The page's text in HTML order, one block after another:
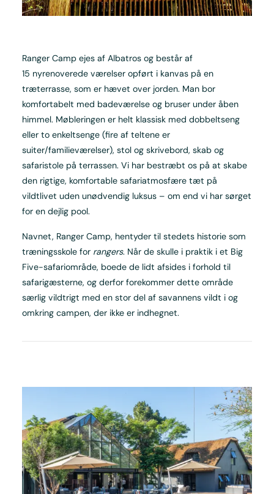
Ranger Camp ejes af Albatros og består af
15 nyrenoverede værelser opført i kanvas på en
træterrasse, som er hævet over jorden. Man bor
komfortabelt med badeværelse og bruser under åben
himmel. Møbleringen er helt klassisk med dobbeltseng
eller to enkeltsenge (fire af teltene er
suiter/familieværelser), stol og skrivebord, skab og
safaristole på terrassen. Vi har bestræbt os på at skabe
den rigtige, komfortable safariatmosfære tæt på
vildtlivet uden unødvendig luksus – om end vi har sørget
for en dejlig pool.
Navnet, Ranger Camp, hentyder til stedets historie som
træningsskole for rangers. Når de skulle i praktik i et Big
Five-safariområde, boede de lidt afsides i forhold til
safarigæsterne, og derfor forekommer dette område
særlig vildtrigt med en stor del af savannens vildt i og
omkring campen, der ikke er indhegnet.